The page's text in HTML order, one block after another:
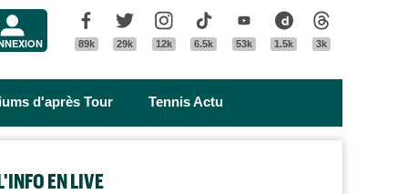
Facebook
89k
Twitter
29k
Instagram
12k
Tik Tok
6.5k
Youtube
53k
Dailymotion
1.5k 3k
d'après Tour Tennis Actu
EN LIVE